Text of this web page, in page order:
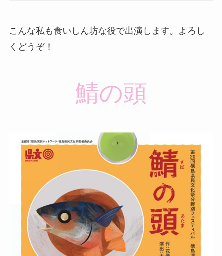
こんな私も食いしん坊な役で出演します。よろし
くどうぞ！
鯖の頭